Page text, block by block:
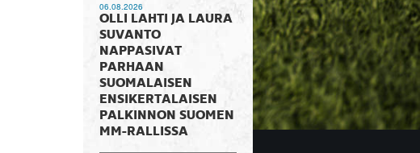
06.08.2026
OLLI LAHTI JA LAURA
SUVANTO
NAPPASIVAT
PARHAAN
SUOMALAISEN
ENSIKERTALAISEN
PALKINNON SUOMEN
MM-RALLISSA